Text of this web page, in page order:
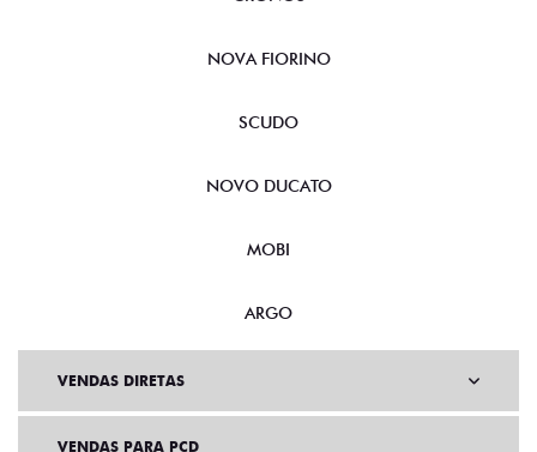
NOVA FIORINO
SCUDO
NOVO DUCATO
MOBI
ARGO
VENDAS DIRETAS
VENDAS PARA PCD